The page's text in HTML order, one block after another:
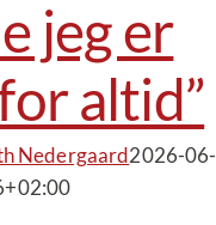
jeg er
altid”
Nedergaard2026-06-